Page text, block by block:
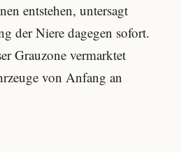
entstehen, untersagt
der Niere dagegen sofort.
Grauzone vermarktet
von Anfang an